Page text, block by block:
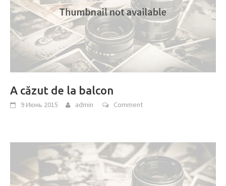
A căzut de la balcon
9 Июнь 2015 admin Comment